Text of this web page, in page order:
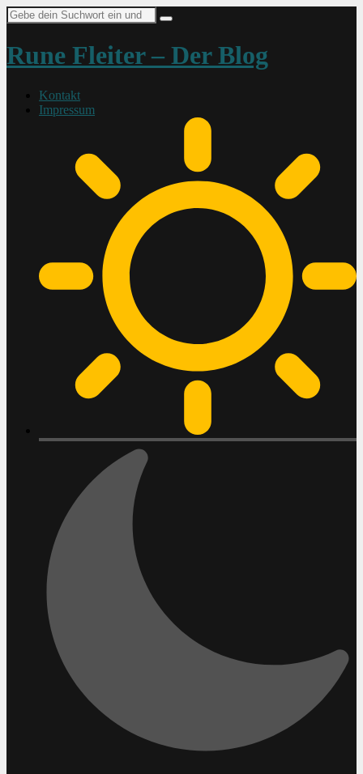
Suche
nach:
Rune Fleiter – Der Blog
Kontakt
Impressum